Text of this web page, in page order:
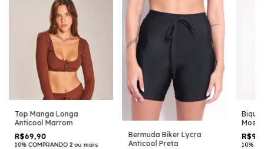
Top Manga Longa
Anticool Marrom
R$69,90
10% COMPRANDO 2 ou mais
Bermuda Biker Lycra
Anticool Preta
10%